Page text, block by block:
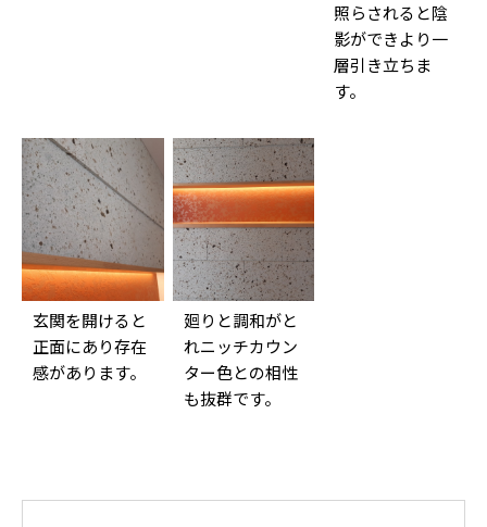
照らされると陰
影ができより一
層引き立ちま
す。
玄関を開けると
正面にあり存在
感があります。
廻りと調和がと
れニッチカウン
ター色との相性
も抜群です。